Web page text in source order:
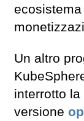
Un altro
interrotto
versione